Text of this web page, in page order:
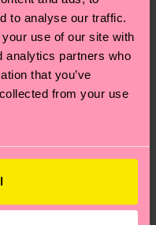
to analyse our traffic.
use of our site with
analytics partners who
that you’ve
from your use
les réponses aux
posées.